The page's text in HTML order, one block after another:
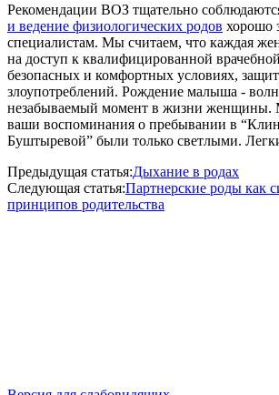
Рекомендации ВОЗ тщательно
и ведение физиологических родов хорошо
специалистам. Мы считаем, что каждая
на доступ к квалифицированной
безопасных и комфортных условиях,
злоупотреблений. Рождение малыша -
незабываемый момент в жизни женщины.
ваши воспоминания о пребывании в
Буштыревой” были только светлыми.
Предыдущая статья:Дыхание в родах
Следующая статья:Партнерские роды как
принципов родительства